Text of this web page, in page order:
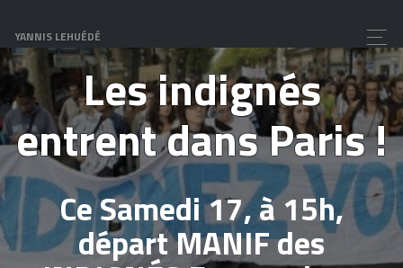
YANNIS LEHUÉDÉrévolution mondiale
Les indignés
entrent dans Paris !
Ce Samedi 17, à 15h,
départ MANIF des